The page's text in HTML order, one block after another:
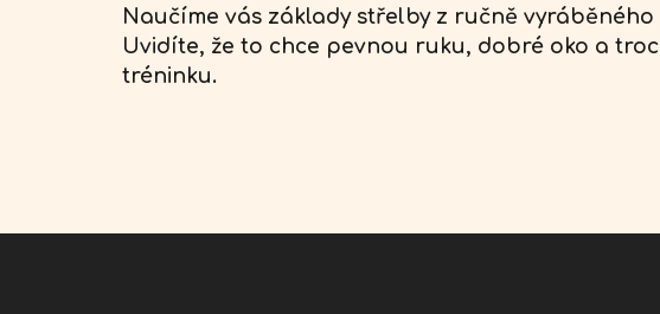
Naučíme vás základy střelby z ručně
Uvidíte, že to chce pevnou ruku, dobré oko a
tréninku.